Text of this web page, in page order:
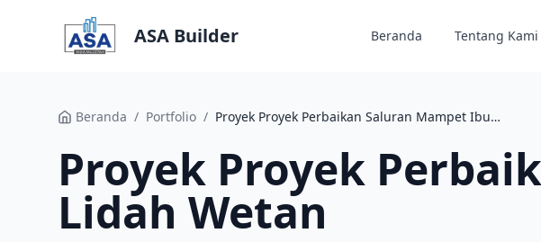
ASA Builder Beranda Tentang Kami
Beranda / Portfolio / Proyek Proyek Perbaikan Saluran Mampet Ibu di Lidah Wetan
Proyek Proyek
Lidah Wetan